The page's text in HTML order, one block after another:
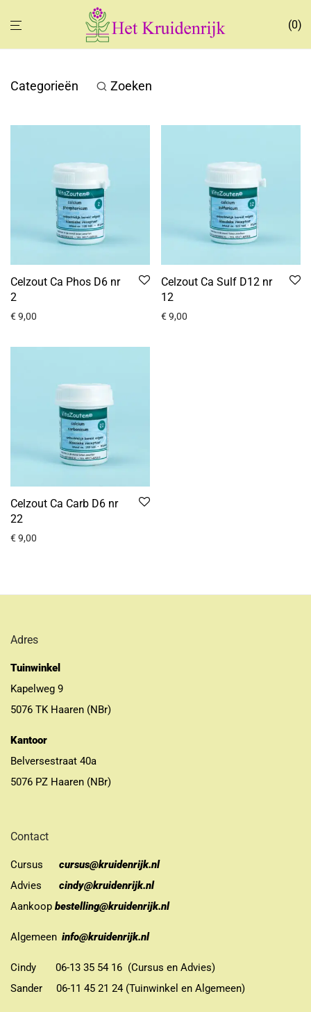
0
Categorieën Zoeken
Celzout Ca Phos D6 nr
2
€9,00
Celzout Ca Sulf D12 nr
12
€9,00
Celzout Ca Carb D6 nr
22
€9,00
Adres
Tuinwinkel
Kapelweg 9
5076 TK Haaren (NBr)
Kantoor
Belversestraat 40a
5076 PZ Haaren (NBr)
Contact
Cursus
cursus@kruidenrijk.nl
Advies
cindy@kruidenrijk.nl
Aankoop bestelling@kruidenrijk.nl
Algemeen info@kruidenrijk.nl
Cindy 06-13 35 54 16 (Cursus en Advies)
Sander 06-11 45 21 24 (Tuinwinkel en Algemeen)